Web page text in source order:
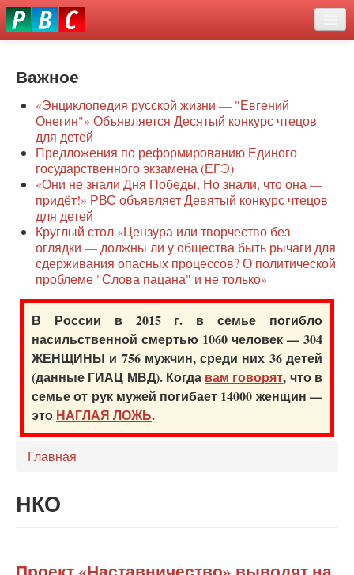
Перейти
к
О нас
Защита семей
Образование
Наше сопротивление
Регионы
Видео
Важное
«Энциклопедия русской жизни — "Евгений
Онегин"» Объявляется Десятый конкурс чтецов
для детей
Предложения по реформированию Единого
государственного экзамена (ЕГЭ)
«Они не знали Дня Победы, Но знали, что она —
придёт!» РВС объявляет Девятый конкурс чтецов
для детей
Круглый стол «Цензура или творчество без
оглядки — должны ли у общества быть рычаги для
сдерживания опасных процессов? О политической
проблеме "Слова пацана" и не только»
В России в 2015 г. в семье погибло
насильственной смертью 1060 человек — 304
ЖЕНЩИНЫ и 756 мужчин, среди них 36 детей
(данные ГИАЦ МВД). Когда вам говорят, что в
семье от рук мужей погибает 14000 женщин —
это НАГЛАЯ ЛОЖЬ.
Главная
НКО